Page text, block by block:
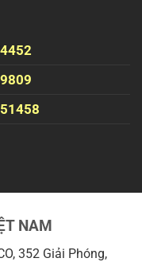
NAM
352 Giải Phóng,